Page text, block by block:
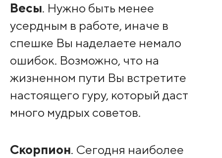
Весы. Нужно быть менее
усердным в работе, иначе в
спешке Вы наделаете немало
ошибок. Возможно, что на
жизненном пути Вы встретите
настоящего гуру, который даст
много мудрых советов.
Скорпион. Сегодня наиболее